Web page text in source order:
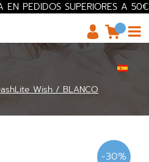
EN PEDIDOS SUPERIORES A 50€
Wish / BLANCO
-30%